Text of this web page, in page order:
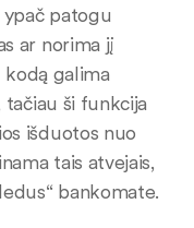
patogu
ar norima jį
galima
ši funkcija
išduotos nuo
tais atvejais,
bankomate.